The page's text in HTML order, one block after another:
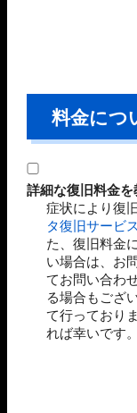
料金につ
詳細な復旧料金を
症状により復
タ復旧サービス
た、復旧料金
い場合は、お
てお問い合わ
る場合もござ
て行っており
れば幸いです。